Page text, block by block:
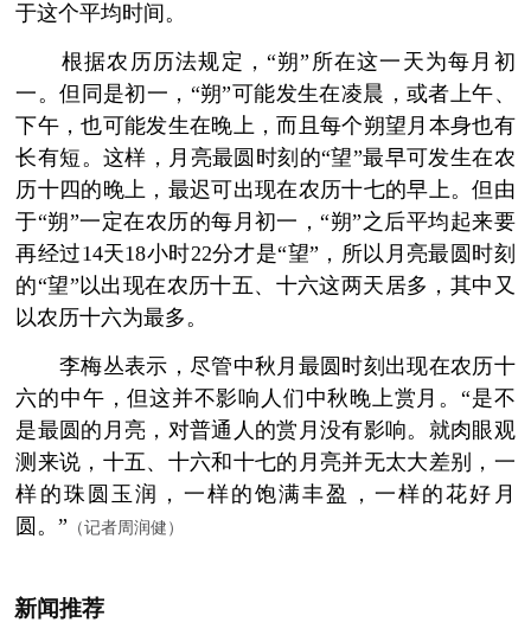
于这个平均时间。
根据农历历法规定，“朔”所在这一天为每月初
一。但同是初一，“朔”可能发生在凌晨，或者上午、
下午，也可能发生在晚上，而且每个朔望月本身也有
长有短。这样，月亮最圆时刻的“望”最早可发生在农
历十四的晚上，最迟可出现在农历十七的早上。但由
于“朔”一定在农历的每月初一，“朔”之后平均起来要
再经过14天18小时22分才是“望”，所以月亮最圆时刻
的“望”以出现在农历十五、十六这两天居多，其中又
以农历十六为最多。
李梅丛表示，尽管中秋月最圆时刻出现在农历十
六的中午，但这并不影响人们中秋晚上赏月。“是不
是最圆的月亮，对普通人的赏月没有影响。就肉眼观
测来说，十五、十六和十七的月亮并无太大差别，一
样的珠圆玉润，一样的饱满丰盈，一样的花好月
圆。” （记者周润健）
新闻推荐